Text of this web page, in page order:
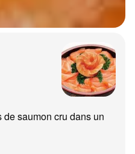
saumon cru dans un